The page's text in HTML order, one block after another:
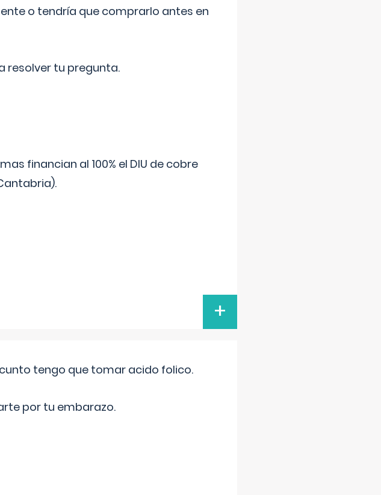
o tendría que comprarlo antes en
resolver tu pregunta.
financian al 100% el DIU de cobre
+
tengo que tomar acido folico.
por tu embarazo.